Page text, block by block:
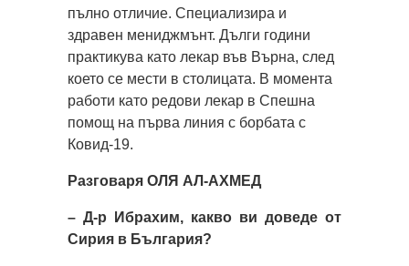
пълно отличие. Специализира и
здравен мениджмънт. Дълги години
практикува като лекар във Върна, след
което се мести в столицата. В момента
работи като редови лекар в Спешна
помощ на първа линия с борбата с
Ковид-19.
Разговаря ОЛЯ АЛ-АХМЕД
– Д-р
Ибрахим, какво ви доведе от
Сирия в България?